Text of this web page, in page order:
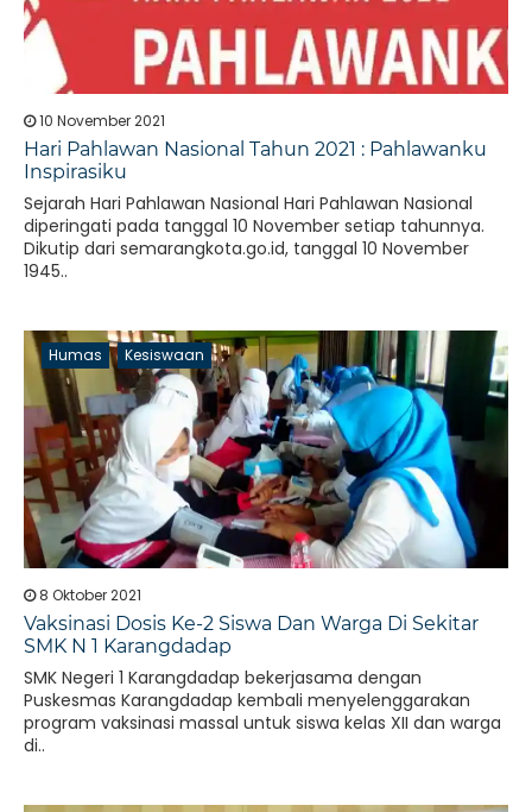
10 November 2021
Hari Pahlawan Nasional Tahun 2021 : Pahlawanku
Inspirasiku
Sejarah Hari Pahlawan Nasional Hari Pahlawan Nasional
diperingati pada tanggal 10 November setiap tahunnya.
Dikutip dari semarangkota.go.id, tanggal 10 November
1945..
Humas Kesiswaan
8 Oktober 2021
Vaksinasi Dosis Ke-2 Siswa Dan Warga Di Sekitar
SMK N 1 Karangdadap
SMK Negeri 1 Karangdadap bekerjasama dengan
Puskesmas Karangdadap kembali menyelenggarakan
program vaksinasi massal untuk siswa kelas XII dan warga
di..